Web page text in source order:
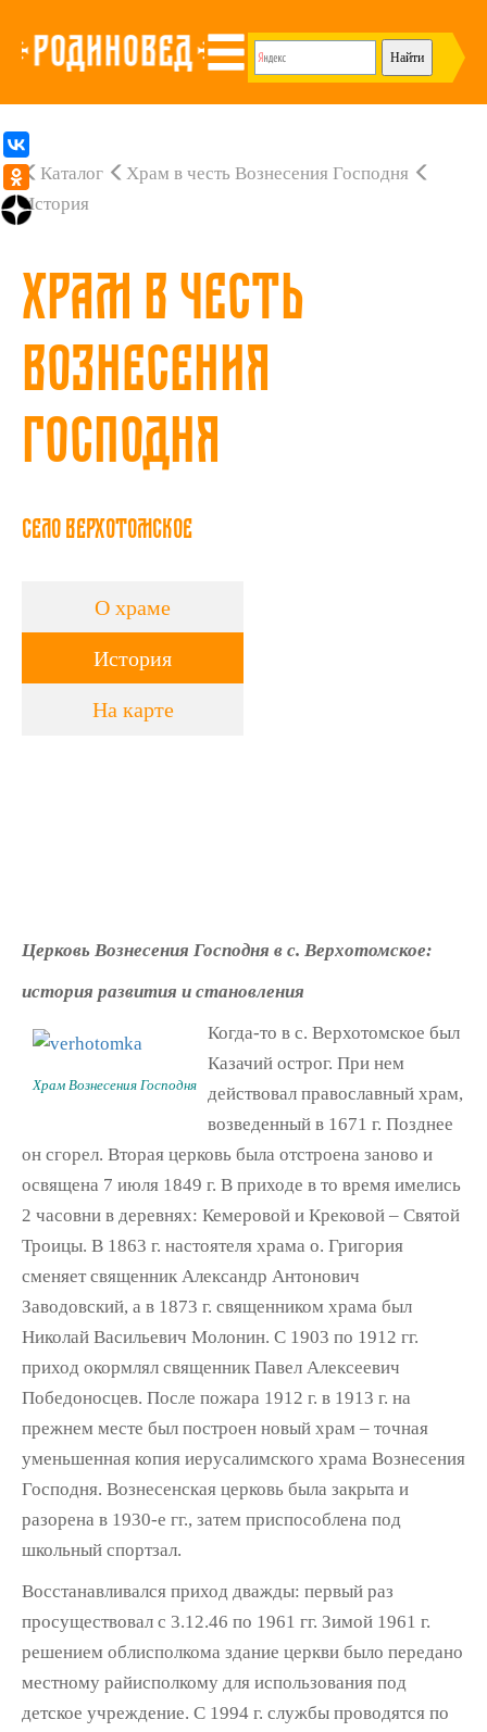
Каталог
Храм в честь Вознесения Господня
История
Храм в честь
Вознесения
Господня
село Верхотомское
О храме
История
На карте
Церковь Вознесения Господня в с. Верхотомское:
история развития и становления
Храм Вознесения Господня
Когда-то в с. Верхотомское был
Казачий острог. При нем
действовал православный храм,
возведенный в 1671 г. Позднее
он сгорел. Вторая церковь была отстроена заново и
освящена 7 июля 1849 г. В приходе в то время имелись
2 часовни в деревнях: Кемеровой и Крековой – Святой
Троицы. В 1863 г. настоятеля храма о. Григория
сменяет священник Александр Антонович
Заводовский, а в 1873 г. священником храма был
Николай Васильевич Молонин. С 1903 по 1912 гг.
приход окормлял священник Павел Алексеевич
Победоносцев. После пожара 1912 г. в 1913 г. на
прежнем месте был построен новый храм – точная
уменьшенная копия иерусалимского храма Вознесения
Господня. Вознесенская церковь была закрыта и
разорена в 1930-е гг., затем приспособлена под
школьный спортзал.
Восстанавливался приход дважды: первый раз
просуществовал с 3.12.46 по 1961 гг. Зимой 1961 г.
решением облисполкома здание церкви было передано
местному райисполкому для использования под
детское учреждение. С 1994 г. службы проводятся по